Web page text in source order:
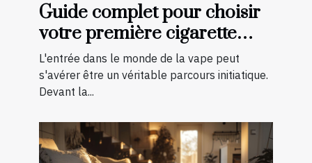
Guide complet pour choisir
votre première cigarette
électronique
L'entrée dans le monde de la vape peut
s'avérer être un véritable parcours initiatique.
Devant la...